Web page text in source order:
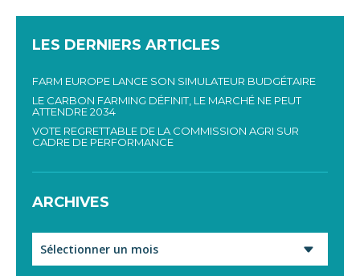
LES DERNIERS ARTICLES
FARM EUROPE LANCE SON SIMULATEUR BUDGÉTAIRE
LE CARBON FARMING DÉFINIT, LE MARCHÉ NE PEUT
ATTENDRE 2034
VOTE REGRETTABLE DE LA COMMISSION AGRI SUR
CADRE DE PERFORMANCE
ARCHIVES